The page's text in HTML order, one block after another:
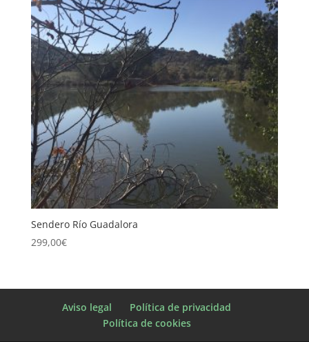
Sendero Río Guadalora
299,00€
Aviso legal
Política de privacidad
Política de cookies